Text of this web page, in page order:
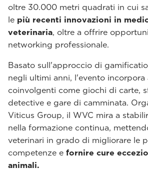
oltre 30.000 metri quadrati in cui
le più recenti innovazioni in
veterinaria, oltre a offrire
networking professionale.
Basato sull'approccio di
negli ultimi anni, l'evento incorpora
coinvolgenti come giochi di carte,
detective e gare di camminata.
Viticus Group, il WVC mira a
nella formazione continua,
veterinari in grado di migliorare le
competenze e fornire cure
animali.